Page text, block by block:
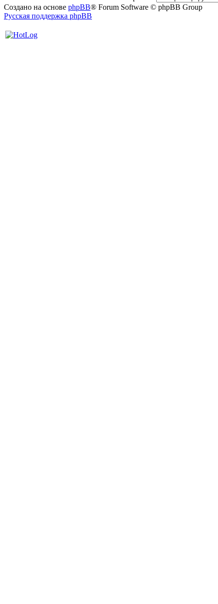
Создано на основе phpBB® Forum Software © phpBB Group
Русская поддержка phpBB